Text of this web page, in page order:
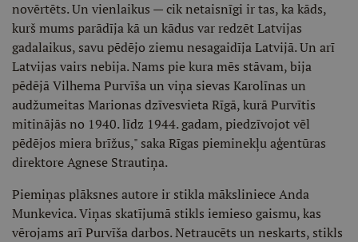
novērtēts. Un vienlaikus — cik netaisnīgi ir tas, ka kāds,
kurš mums parādīja kā un kādus var redzēt Latvijas
gadalaikus, savu pēdējo ziemu nesagaidīja Latvijā. Un arī
Latvijas vairs nebija. Nams pie kura mēs stāvam, bija
pēdējā Vilhema Purvīša un viņa sievas Karolīnas un
audžumeitas Marionas dzīvesvieta Rīgā, kurā Purvītis
mitinājās no 1940. līdz 1944. gadam, piedzīvojot vēl
pēdējos miera brīžus," saka Rīgas pieminekļu aģentūras
direktore Agnese Strautiņa.
Piemiņas plāksnes autore ir stikla māksliniece Anda
Munkevica. Viņas skatījumā stikls iemieso gaismu, kas
vērojams arī Purvīša darbos. Netraucēts un neskarts, stikls